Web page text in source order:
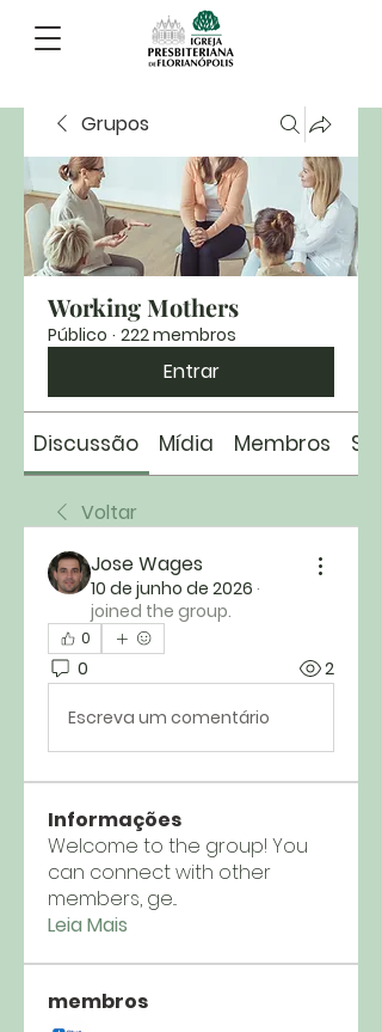
Grupos
Working Mothers
Público · 222 membros
Entrar
Discussão Mídia Membros
Voltar
Jose Wages
10 de junho de 2026 ·
joined the group.
0
0 2
Escreva um comentário
Informações
Welcome to the group! You
can connect with other
members, ge...
Leia Mais
membros